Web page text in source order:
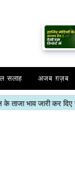
सलाह अजब ग़ज़ब